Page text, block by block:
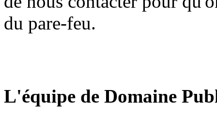
du pare-feu.
L'équipe de Domaine